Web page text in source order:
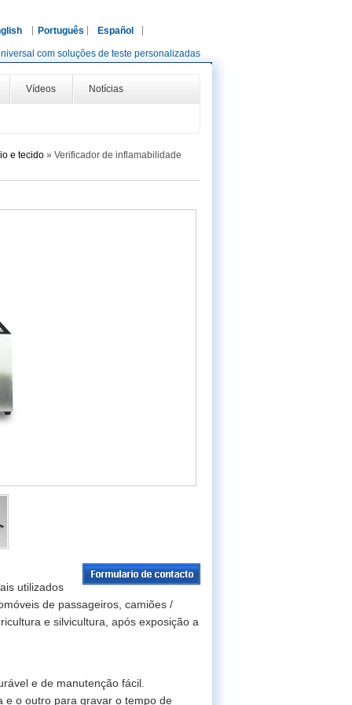
Português Español
com soluções de teste personalizadas
Vídeos Notícias
e tecido » Verificador de inflamabilidade
utilizados
de passageiros, camiões /
e silvicultura, após exposição a
e de manutenção fácil.
e o outro para gravar o tempo de